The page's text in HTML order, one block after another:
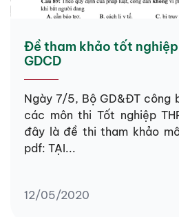
Đề tham khảo tốt nghiệp
GDCD
Ngày 7/5, Bộ GD&ĐT công
các môn thi Tốt nghiệp
đây là đề thi tham khảo
pdf: TẠI...
12/05/2020